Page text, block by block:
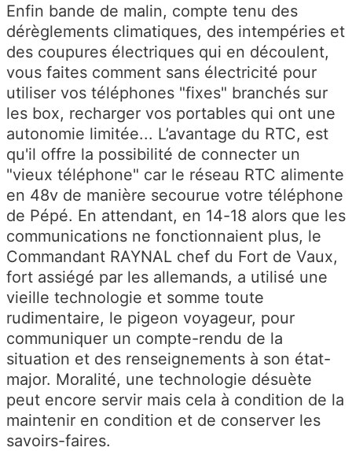
Enfin bande de malin, compte tenu des
dérèglements climatiques, des intempéries et
des coupures électriques qui en découlent,
vous faites comment sans électricité pour
utiliser vos téléphones "fixes" branchés sur
les box, recharger vos portables qui ont une
autonomie limitée... L’avantage du RTC, est
qu'il offre la possibilité de connecter un
"vieux téléphone" car le réseau RTC alimente
en 48v de manière secourue votre téléphone
de Pépé. En attendant, en 14-18 alors que les
communications ne fonctionnaient plus, le
Commandant RAYNAL chef du Fort de Vaux,
fort assiégé par les allemands, a utilisé une
vieille technologie et somme toute
rudimentaire, le pigeon voyageur, pour
communiquer un compte-rendu de la
situation et des renseignements à son état-
major. Moralité, une technologie désuète
peut encore servir mais cela à condition de la
maintenir en condition et de conserver les
savoirs-faires.